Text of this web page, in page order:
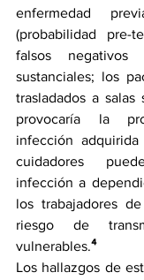
enfermedad
(probabilidad pre-
falsos negativos
sustanciales; los
trasladados a
provocaría la
infección
cuidadores
infección a
los trabajadores
riesgo de
vulnerables.⁴
Los hallazgos de